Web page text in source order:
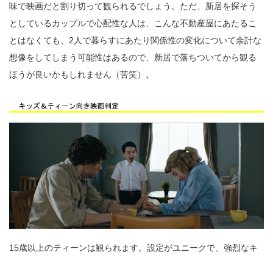
味で映画だと割り切って観られるでしょう。ただ、新居を探そう
としているカップルで心配性な人は、こんな不動産屋にあたるこ
とはなくても、2人で暮らすにあたり関係性の変化について余計な
想像をしてしまう可能性はあるので、新居で落ちついてから観る
ほうが良いかもしれません（苦笑）。
15歳以上のティーンは観られます。設定がユニークで、強烈なキ